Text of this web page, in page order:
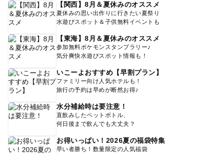
【関西】8月＆夏休みのオススメ
夏休みの思い出作りに行きたい夏祭り
水遊びスポット＆子供無料イベントも
【東海】8月＆夏休みのオススメ
参加無料ポケモンスタンプラリー♪
気分爽快水遊びスポット情報も！
いこーよおすすめ【早割プラン】
ファミリー向け人気ホテルも！
旅行の予約は早めが断然お得♪
水分補給時は要注意！
直飲みしたペットボトル、
何日後まで飲んでも大丈夫？
お得いっぱい！2026夏の福袋特集
早い者勝ち！数量限定の人気福袋